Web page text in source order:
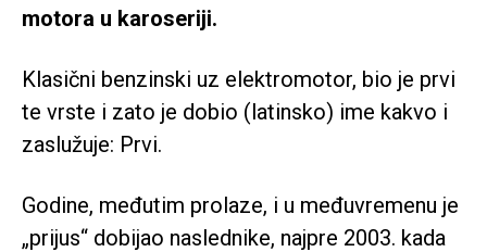
motora u karoseriji.
Klasični benzinski uz elektromotor, bio je prvi
te vrste i zato je dobio (latinsko) ime kakvo i
zaslužuje: Prvi.
Godine, međutim prolaze, i u međuvremenu je
„prijus“ dobijao naslednike, najpre 2003. kada